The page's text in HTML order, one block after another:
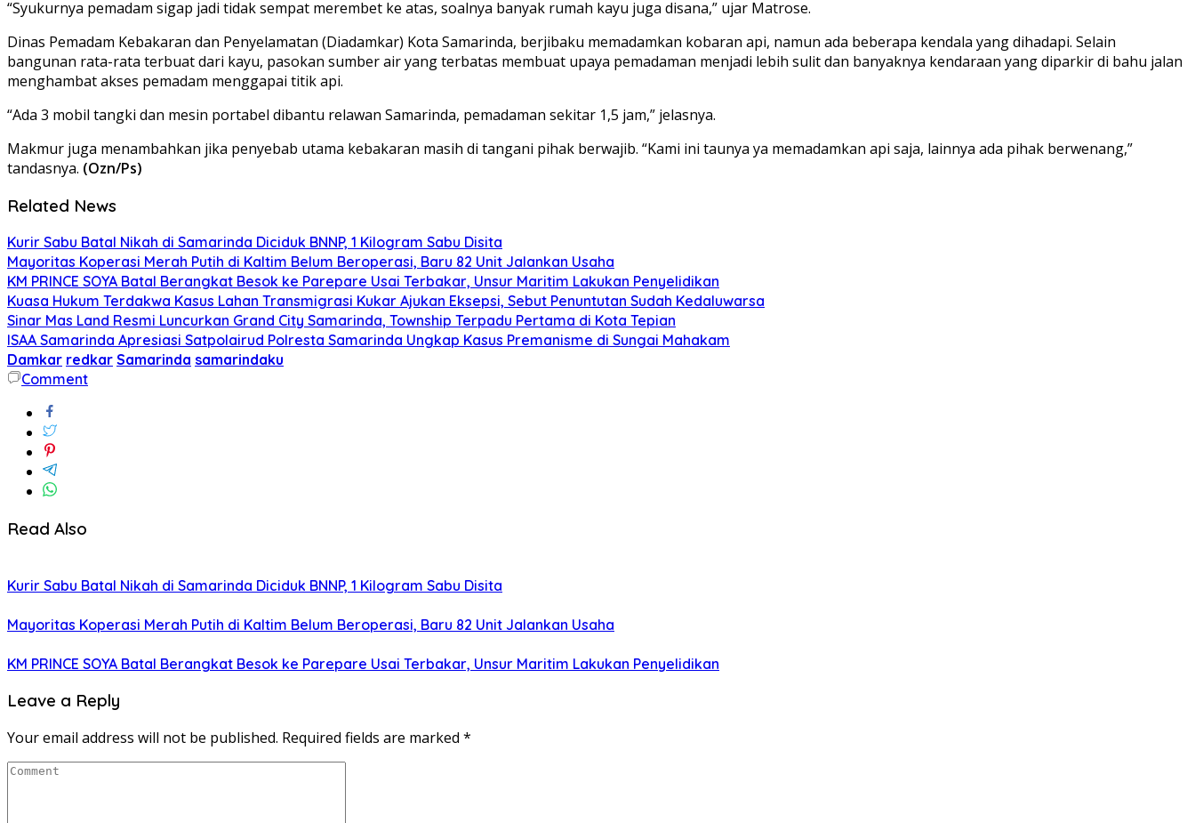
“Syukurnya pemadam sigap jadi tidak sempat merembet ke atas, soalnya banyak rumah kayu juga disana,” ujar Matrose.
Dinas Pemadam Kebakaran dan Penyelamatan (Diadamkar) Kota Samarinda, berjibaku memadamkan kobaran api, namun ada beberapa kendala yang dihadapi. Selain
bangunan rata-rata terbuat dari kayu, pasokan sumber air yang terbatas membuat upaya pemadaman menjadi lebih sulit dan banyaknya kendaraan yang diparkir di bahu jalan
menghambat akses pemadam menggapai titik api.
“Ada 3 mobil tangki dan mesin portabel dibantu relawan Samarinda, pemadaman sekitar 1,5 jam,” jelasnya.
Makmur juga menambahkan jika penyebab utama kebakaran masih di tangani pihak berwajib. “Kami ini taunya ya memadamkan api saja, lainnya ada pihak berwenang,”
tandasnya. (Ozn/Ps)
Related News
Kurir Sabu Batal Nikah di Samarinda Diciduk BNNP, 1 Kilogram Sabu Disita
Mayoritas Koperasi Merah Putih di Kaltim Belum Beroperasi, Baru 82 Unit Jalankan Usaha
KM PRINCE SOYA Batal Berangkat Besok ke Parepare Usai Terbakar, Unsur Maritim Lakukan Penyelidikan
Kuasa Hukum Terdakwa Kasus Lahan Transmigrasi Kukar Ajukan Eksepsi, Sebut Penuntutan Sudah Kedaluwarsa
Sinar Mas Land Resmi Luncurkan Grand City Samarinda, Township Terpadu Pertama di Kota Tepian
ISAA Samarinda Apresiasi Satpolairud Polresta Samarinda Ungkap Kasus Premanisme di Sungai Mahakam
Damkar redkar Samarinda samarindaku
Comment
Read Also
Kurir Sabu Batal Nikah di Samarinda Diciduk BNNP, 1 Kilogram Sabu Disita
Mayoritas Koperasi Merah Putih di Kaltim Belum Beroperasi, Baru 82 Unit Jalankan Usaha
KM PRINCE SOYA Batal Berangkat Besok ke Parepare Usai Terbakar, Unsur Maritim Lakukan Penyelidikan
Leave a Reply
Your email address will not be published. Required fields are marked *